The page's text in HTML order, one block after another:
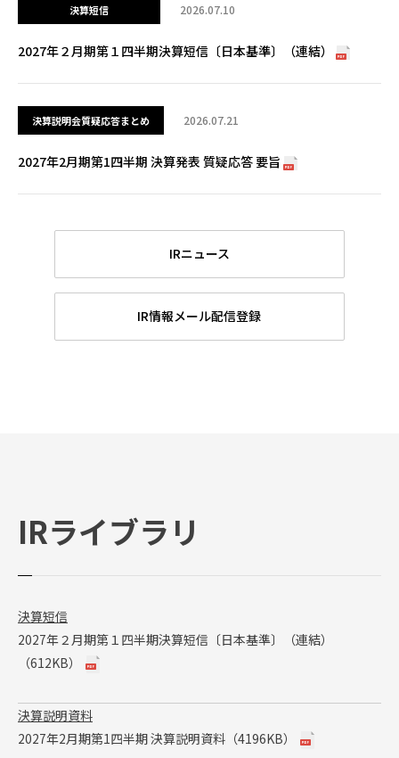
2026.07.10
2027年２月期第１四半期決算短信〔日本基準〕（連結）
2026.07.21
2027年2月期第1四半期 決算発表 質疑応答 要旨
IRニュース
IR情報メール配信登録
IRライブラリ
決算短信
2027年２月期第１四半期決算短信〔日本基準〕（連結）
（612KB）
決算説明資料
2027年2月期第1四半期 決算説明資料（4196KB）